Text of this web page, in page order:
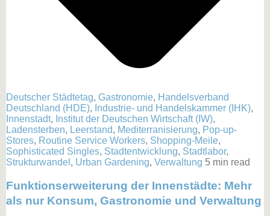
Deutscher Städtetag, Gastronomie, Handelsverband
Deutschland (HDE), Industrie- und Handelskammer (IHK),
Innenstadt, Institut der Deutschen Wirtschaft (IW),
Ladensterben, Leerstand, Mediterranisierung, Pop-up-
Stores, Routine Service Workers, Shopping-Meile,
Sophisticated Singles, Stadtentwicklung, Stadtlabor,
Strukturwandel , Urban Gardening, Verwaltung 5 min read
Funktionserweiterung der Innenstädte: Mehr
als nur Konsum, Gastronomie und Verwaltung